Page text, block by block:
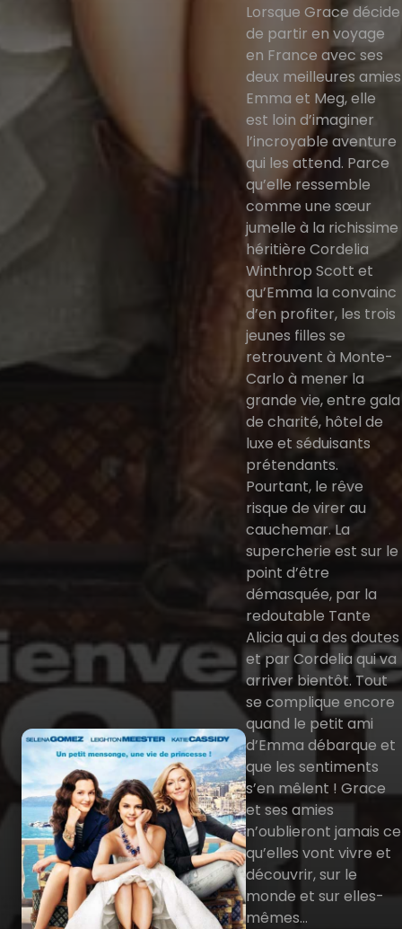
Lorsque Grace décide
de partir en voyage
en France avec ses
deux meilleures amies
Emma et Meg, elle
est loin d’imaginer
l’incroyable aventure
qui les attend. Parce
qu’elle ressemble
comme une sœur
jumelle à la richissime
héritière Cordelia
Winthrop Scott et
qu’Emma la convainc
d’en profiter, les trois
jeunes filles se
retrouvent à Monte-
Carlo à mener la
grande vie, entre gala
de charité, hôtel de
luxe et séduisants
prétendants.
Pourtant, le rêve
risque de virer au
cauchemar. La
supercherie est sur le
point d’être
démasquée, par la
redoutable Tante
Alicia qui a des doutes
et par Cordelia qui va
arriver bientôt. Tout
se complique encore
quand le petit ami
d’Emma débarque et
que les sentiments
s’en mêlent ! Grace
et ses amies
n’oublieront jamais ce
qu’elles vont vivre et
découvrir, sur le
monde et sur elles-
mêmes…